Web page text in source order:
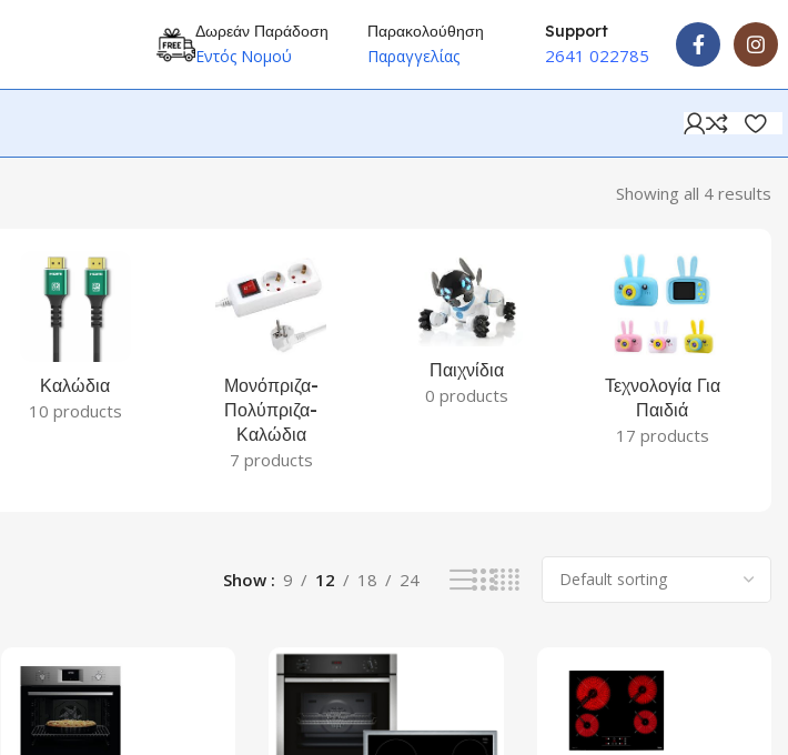
Δωρεάν Παράδοση
Εντός Νομού
Παρακολούθηση
Παραγγελίας
Support
2641 022785
Showing all 4 results
Καλώδια
10 products
Μονόπριζα-
Πολύπριζα-
Καλώδια
7 products
Παιχνίδια
0 products
Τεχνολογία Για
Παιδιά
17 products
Show 9 12 18 24